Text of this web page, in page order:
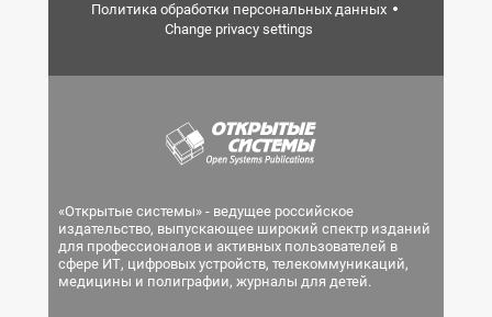
Политика обработки персональных данных
Change privacy settings
«Открытые системы» - ведущее российское
издательство, выпускающее широкий спектр изданий
для профессионалов и активных пользователей в
сфере ИТ, цифровых устройств, телекоммуникаций,
медицины и полиграфии, журналы для детей.